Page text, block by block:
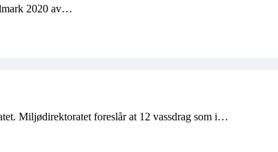
2020 av…
Miljødirektoratet foreslår at 12 vassdrag som i…